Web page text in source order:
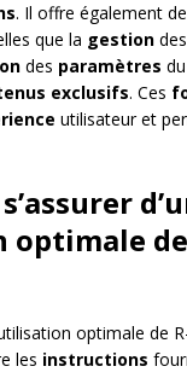
. Il offre également
que la gestion des
des paramètres du
exclusifs. Ces
utilisateur et
optimale de
les instructions